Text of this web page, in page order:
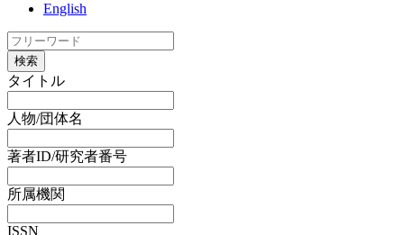
English
検索
タイトル
人物/団体名
著者ID/研究者番号
所属機関
ISSN